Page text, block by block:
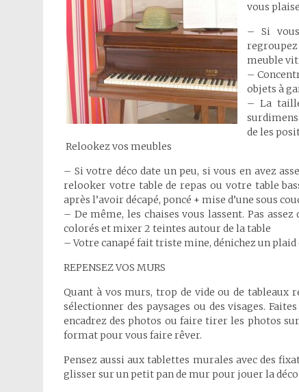
vous
– Si
meuble
–
objets à
– La
de les
Relookez vos meubles
– Si votre déco date un peu, si vous en avez
relooker votre table de repas ou votre table
après l’avoir décapé, poncé + mise d’une sous
– De même, les chaises vous lassent. Pas
colorés et mixer 2 teintes autour de la table
– Votre canapé fait triste mine, dénichez un
REPENSEZ VOS MURS
Quant à vos murs, trop de vide ou de tableaux
sélectionner des paysages ou des visages.
encadrez des photos ou faire tirer les photos
format pour vous faire rêver.
Pensez aussi aux tablettes murales avec des
glisser sur un petit pan de mur pour jouer la déco